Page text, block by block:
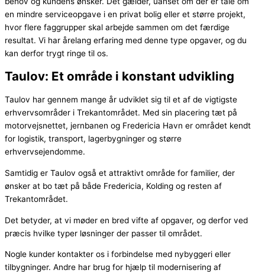
en mindre serviceopgave i en privat bolig eller et større projekt,
hvor flere faggrupper skal arbejde sammen om det færdige
resultat. Vi har årelang erfaring med denne type opgaver, og du
kan derfor trygt ringe til os.
Taulov: Et område i konstant udvikling
Taulov har gennem mange år udviklet sig til et af de vigtigste
erhvervsområder i Trekantområdet. Med sin placering tæt på
motorvejsnettet, jernbanen og Fredericia Havn er området kendt
for logistik, transport, lagerbygninger og større
erhvervsejendomme.
Samtidig er Taulov også et attraktivt område for familier, der
ønsker at bo tæt på både Fredericia, Kolding og resten af
Trekantområdet.
Det betyder, at vi møder en bred vifte af opgaver, og derfor ved
præcis hvilke typer løsninger der passer til området.
Nogle kunder kontakter os i forbindelse med nybyggeri eller
tilbygninger. Andre har brug for hjælp til modernisering af